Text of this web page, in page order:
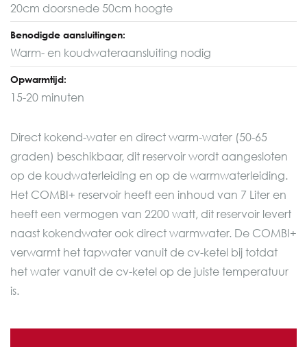
20cm doorsnede 50cm hoogte
Benodigde aansluitingen:
Warm- en koudwateraansluiting nodig
Opwarmtijd:
15-20 minuten
Direct kokend-water en direct warm-water (50-65
graden) beschikbaar, dit reservoir wordt aangesloten
op de koudwaterleiding en op de warmwaterleiding.
Het COMBI+ reservoir heeft een inhoud van 7 Liter en
heeft een vermogen van 2200 watt, dit reservoir levert
naast kokendwater ook direct warmwater. De COMBI+
verwarmt het tapwater vanuit de cv-ketel bij totdat
het water vanuit de cv-ketel op de juiste temperatuur
is.